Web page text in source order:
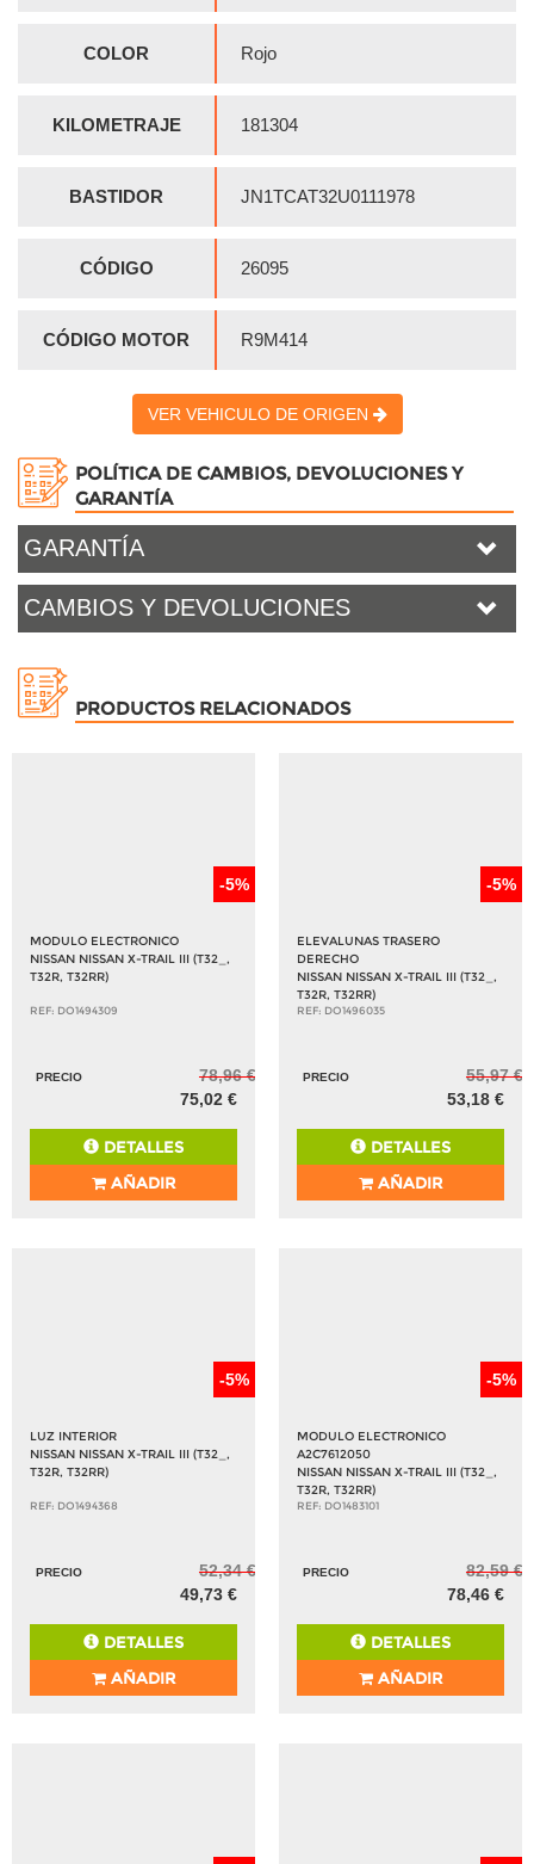
COLOR Rojo
KILOMETRAJE 181304
BASTIDOR JN1TCAT32U0111978
CÓDIGO 26095
CÓDIGO MOTOR R9M414
VER VEHICULO DE ORIGEN
POLÍTICA DE CAMBIOS, DEVOLUCIONES Y
GARANTÍA
GARANTÍA
CAMBIOS Y DEVOLUCIONES
PRODUCTOS RELACIONADOS
-5%
MODULO ELECTRONICO
NISSAN NISSAN X-TRAIL III (T32_,
T32R, T32RR)
REF: DO1494309
PRECIO
78,96 €
75,02 €
DETALLES
AÑADIR
-5%
ELEVALUNAS TRASERO
DERECHO
NISSAN NISSAN X-TRAIL III (T32_,
T32R, T32RR)
REF: DO1496035
PRECIO
55,97 €
53,18 €
DETALLES
AÑADIR
-5%
LUZ INTERIOR
NISSAN NISSAN X-TRAIL III (T32_,
T32R, T32RR)
REF: DO1494368
PRECIO
52,34 €
49,73 €
DETALLES
AÑADIR
-5%
MODULO ELECTRONICO
A2C7612050
NISSAN NISSAN X-TRAIL III (T32_,
T32R, T32RR)
REF: DO1483101
PRECIO
82,59 €
78,46 €
DETALLES
AÑADIR